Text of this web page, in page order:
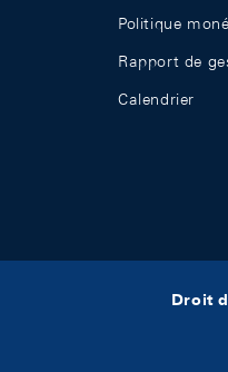
Politique
Rapport de
Calendrier
Droit